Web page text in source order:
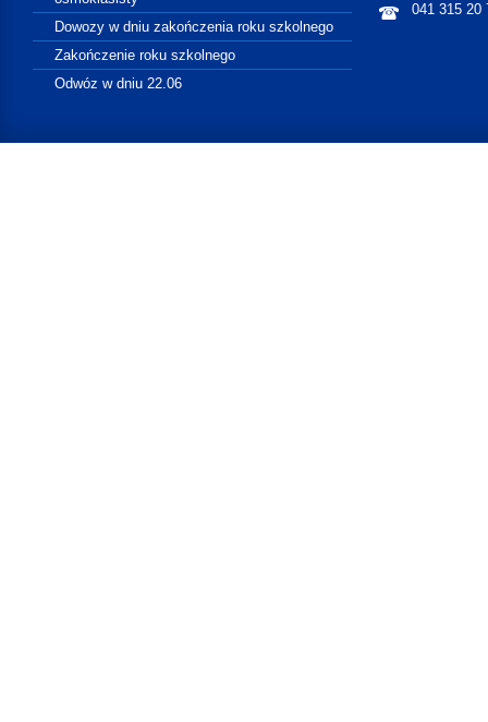
Dowozy w dniu zakończenia roku szkolnego
Zakończenie roku szkolnego
Odwóz w dniu 22.06
041 315 20